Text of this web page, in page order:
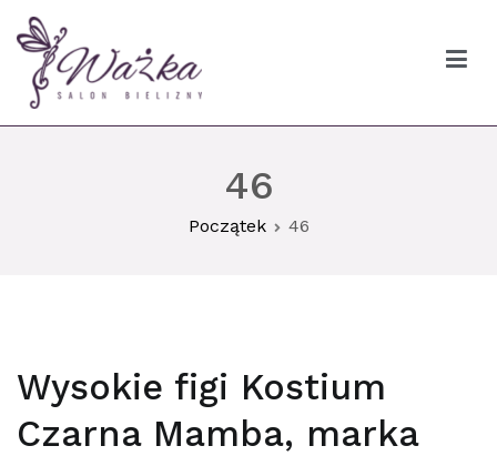
Przejdź
do
treści
Ważka biustonosze Gdańsk
46
Początek 46
Wysokie figi Kostium
Czarna Mamba, marka